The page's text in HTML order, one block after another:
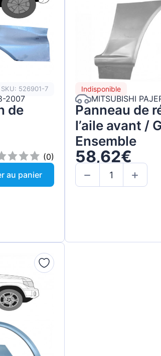
SKU: 526901-7
2007
de
(0)
au panier
Indisponible
MITSUBISHI
Panneau de
l’aile avant /
Ensemble
58,62€